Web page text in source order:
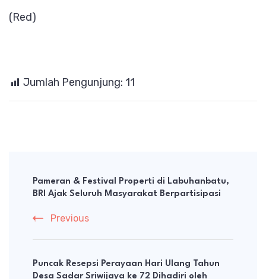
(Red)
Jumlah Pengunjung: 11
Navigation
Pameran & Festival Properti di Labuhanbatu,
BRI Ajak Seluruh Masyarakat Berpartisipasi
Previous
Puncak Resepsi Perayaan Hari Ulang Tahun
Desa Sadar Sriwijaya ke 72 Dihadiri oleh